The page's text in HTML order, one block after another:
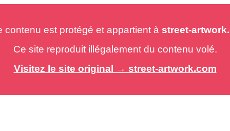
est protégé et appartient à street-
Ce site reproduit illégalement du contenu volé.
Visitez le site original → street-artwork.com